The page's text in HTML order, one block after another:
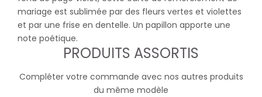
mariage est sublimée par des fleurs vertes et violettes
et par une frise en dentelle. Un papillon apporte une
note poétique.
PRODUITS ASSORTIS
Compléter votre commande avec nos autres produits
du même modèle